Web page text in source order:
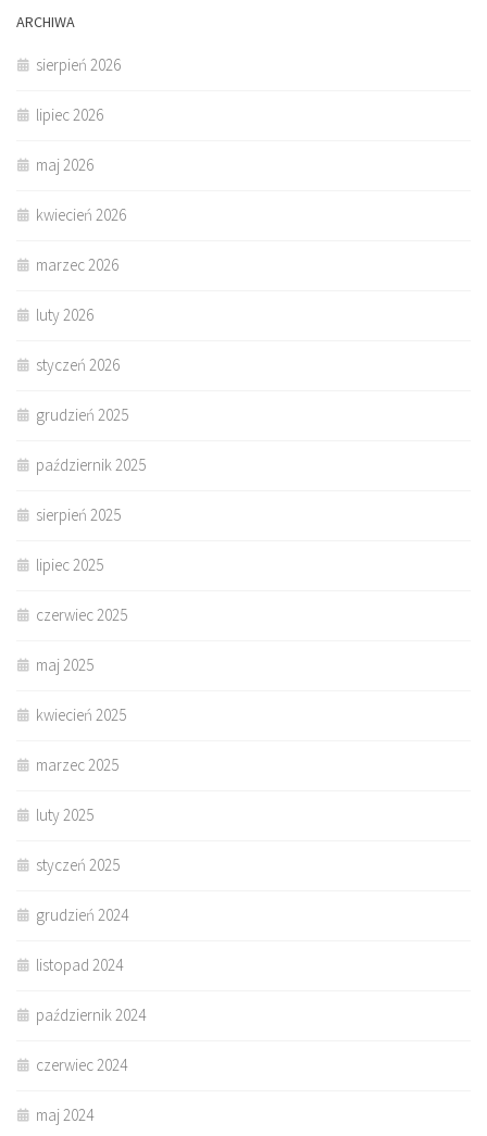
ARCHIWA
sierpień 2026
lipiec 2026
maj 2026
kwiecień 2026
marzec 2026
luty 2026
styczeń 2026
grudzień 2025
październik 2025
sierpień 2025
lipiec 2025
czerwiec 2025
maj 2025
kwiecień 2025
marzec 2025
luty 2025
styczeń 2025
grudzień 2024
listopad 2024
październik 2024
czerwiec 2024
maj 2024